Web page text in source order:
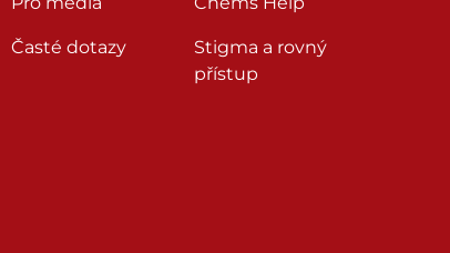
Časté dotazy
Stigma a rovný
přístup